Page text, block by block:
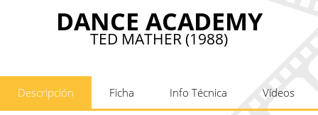
DANCE ACADEMY
TED MATHER (1988)
Descripción Ficha Info Técnica Vídeos